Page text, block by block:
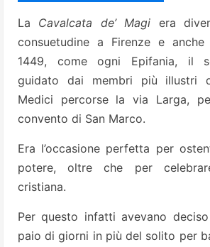
La Cavalcata de’ Magi era
consuetudine a Firenze e
1449, come ogni Epifania, il
guidato dai membri più illustri
Medici percorse la via Larga,
convento di San Marco.
Era l’occasione perfetta per
potere, oltre che per
cristiana.
Per questo infatti avevano
paio di giorni in più del solito per